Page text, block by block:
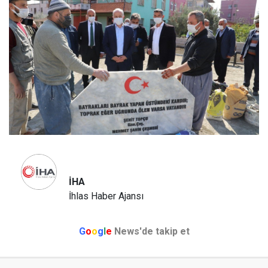
İHA
İhlas Haber Ajansı
Goog e News'de takip et